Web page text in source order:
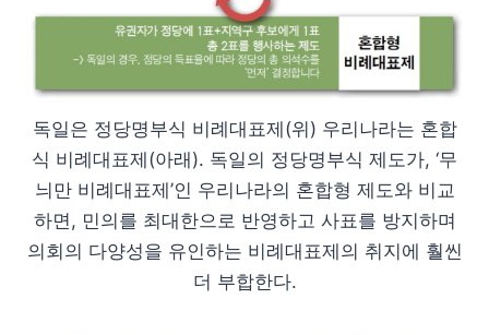
독일은 정당명부식 비례대표제(위) 우리나라는 혼합
식 비례대표제(아래). 독일의 정당명부식 제도가, ‘무
늬만 비례대표제’인 우리나라의 혼합형 제도와 비교
하면, 민의를 최대한으로 반영하고 사표를 방지하며
의회의 다양성을 유인하는 비례대표제의 취지에 훨씬
더 부합한다.